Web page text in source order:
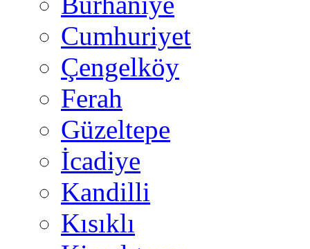
Cumhuriyet
Çengelköy
Ferah
Güzeltepe
İcadiye
Kandilli
Kısıklı